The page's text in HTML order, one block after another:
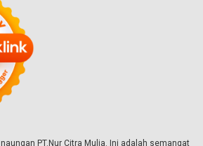
PT.Nur Citra Mulia. Ini adalah semangat